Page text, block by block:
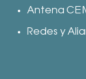
Antena
Redes y